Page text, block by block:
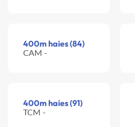
400m haies (84)
CAM -
400m haies (91)
TCM -